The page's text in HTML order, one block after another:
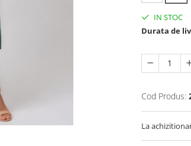
IN STOC
Durata de
Cod Produs:
La